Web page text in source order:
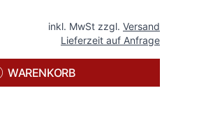
inkl. MwSt zzgl. Versand
Lieferzeit auf Anfrage
WARENKORB